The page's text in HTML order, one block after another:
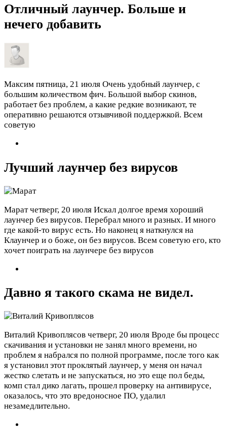
Отличный лаунчер. Больше и
нечего добавить
Максим пятница, 21 июля Очень удобный лаунчер, с
большим количеством фич. Большой выбор скинов,
работает без проблем, а какие редкие возникают, те
оперативно решаются отзывчивой поддержкой. Всем
советую
Лучший лаунчер без вирусов
Марат четверг, 20 июля Искал долгое время хороший
лаунчер без вирусов. Перебрал много и разных. И много
где какой-то вирус есть. Но наконец я наткнулся на
Клаунчер и о боже, он без вирусов. Всем советую его, кто
хочет поиграть на лаунчере без вирусов
Давно я такого скама не видел.
Виталий Кривоплясов четверг, 20 июля Вроде бы процесс
скачивания и установки не занял много времени, но
проблем я набрался по полной программе, после того как
я установил этот проклятый лаунчер, у меня он начал
жестко слетать и не запускаться, но это еще пол беды,
комп стал дико лагать, прошел проверку на антивирусе,
оказалось, что это вредоносное ПО, удалил
незамедлительно.